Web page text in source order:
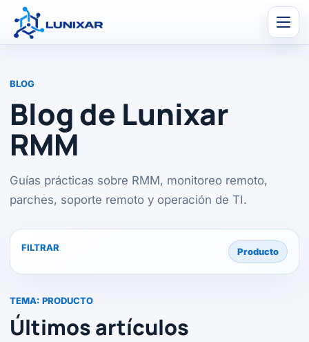
BLOG
Blog de Lunixar
RMM
Guías prácticas sobre RMM, monitoreo remoto,
parches, soporte remoto y operación de TI.
FILTRAR Producto
TEMA: PRODUCTO
Últimos artículos